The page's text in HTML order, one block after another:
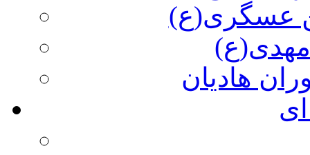
عسگری(ع)
هادیان